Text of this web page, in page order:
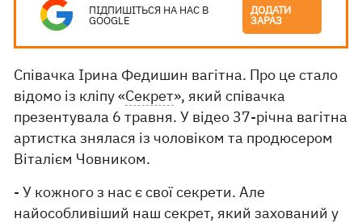
ПІДПИШІТЬСЯ НА НАС В
GOOGLE
ДОДАТИ
ЗАРАЗ
Співачка Ірина Федишин вагітна. Про це стало
відомо із кліпу «Секрет», який співачка
презентувала 6 травня. У відео 37-річна вагітна
артистка знялася із чоловіком та продюсером
Віталієм Човником.
- У кожного з нас є свої секрети. Але
найособливіший наш секрет, який захований у